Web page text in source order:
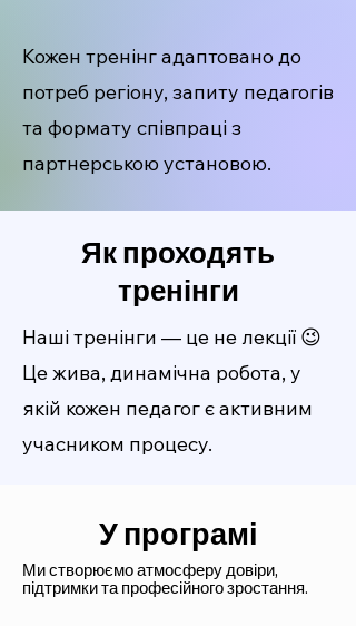
Кожен тренінг адаптовано до
потреб регіону, запиту педагогів
та формату співпраці з
партнерською установою.
Як проходять
тренінги
Наші тренінги — це не лекції 😉
Це жива, динамічна робота, у
якій кожен педагог є активним
учасником процесу.
У програмі
Ми створюємо атмосферу довіри,
підтримки та професійного зростання.